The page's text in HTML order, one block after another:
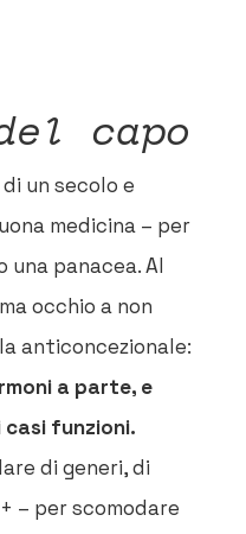
capo
un secolo e
medicina – per
panacea. Al
occhio a non
anticoncezionale:
a parte, e
casi funzioni.
di generi, di
– per scomodare